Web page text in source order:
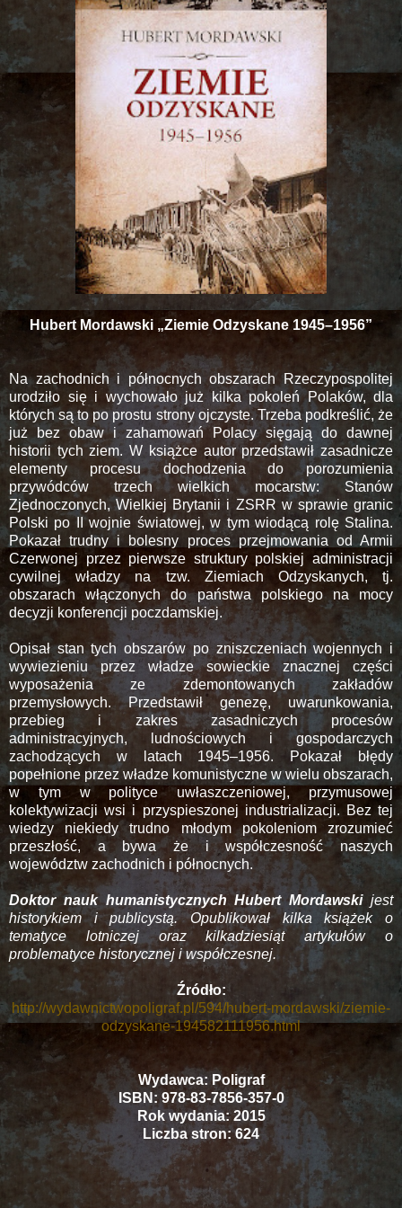
Hubert Mordawski „Ziemie Odzyskane 1945–1956”
Na zachodnich i północnych obszarach Rzeczypospolitej
urodziło się i wychowało już kilka pokoleń Polaków, dla
których są to po prostu strony ojczyste. Trzeba podkreślić, że
już bez obaw i zahamowań Polacy sięgają do dawnej
historii tych ziem. W książce autor przedstawił zasadnicze
elementy procesu dochodzenia do porozumienia
przywódców trzech wielkich mocarstw: Stanów
Zjednoczonych, Wielkiej Brytanii i ZSRR w sprawie granic
Polski po II wojnie światowej, w tym wiodącą rolę Stalina.
Pokazał trudny i bolesny proces przejmowania od Armii
Czerwonej przez pierwsze struktury polskiej administracji
cywilnej władzy na tzw. Ziemiach Odzyskanych, tj.
obszarach włączonych do państwa polskiego na mocy
decyzji konferencji poczdamskiej.
Opisał stan tych obszarów po zniszczeniach wojennych i
wywiezieniu przez władze sowieckie znacznej części
wyposażenia ze zdemontowanych zakładów
przemysłowych. Przedstawił genezę, uwarunkowania,
przebieg i zakres zasadniczych procesów
administracyjnych, ludnościowych i gospodarczych
zachodzących w latach 1945–1956. Pokazał błędy
popełnione przez władze komunistyczne w wielu obszarach,
w tym w polityce uwłaszczeniowej, przymusowej
kolektywizacji wsi i przyspieszonej industrializacji. Bez tej
wiedzy niekiedy trudno młodym pokoleniom zrozumieć
przeszłość, a bywa że i współczesność naszych
województw zachodnich i północnych.
Doktor nauk humanistycznych Hubert Mordawskijest
historykiem i publicystą. Opublikował kilka książek o
tematyce lotniczej oraz kilkadziesiąt artykułów o
problematyce historycznej i współczesnej.
Źródło:
http://wydawnictwopoligraf.pl/594/hubert-mordawski/ziemie-
odzyskane-194582111956.html
Wydawca: Poligraf
ISBN: 978-83-7856-357-0
Rok wydania: 2015
Liczba stron: 624